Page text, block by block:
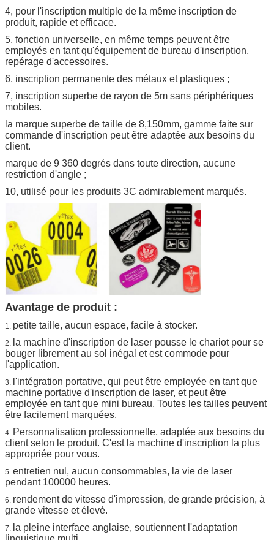
4, pour l'inscription multiple de la même inscription de
produit, rapide et efficace.
5, fonction universelle, en même temps peuvent être
employés en tant qu'équipement de bureau d'inscription,
repérage d'accessoires.
6, inscription permanente des métaux et plastiques ;
7, inscription superbe de rayon de 5m sans périphériques
mobiles.
la marque superbe de taille de 8,150mm, gamme faite sur
commande d'inscription peut être adaptée aux besoins du
client.
marque de 9 360 degrés dans toute direction, aucune
restriction d'angle ;
10, utilisé pour les produits 3C admirablement marqués.
Avantage de produit :
1. petite taille, aucun espace, facile à stocker.
2. la machine d'inscription de laser pousse le chariot pour se
bouger librement au sol inégal et est commode pour
l'application.
3. l'intégration portative, qui peut être employée en tant que
machine portative d'inscription de laser, et peut être
employée en tant que mini bureau. Toutes les tailles peuvent
être facilement marquées.
4. Personnalisation professionnelle, adaptée aux besoins du
client selon le produit. C'est la machine d'inscription la plus
appropriée pour vous.
5. entretien nul, aucun consommables, la vie de laser
pendant 100000 heures.
6. rendement de vitesse d'impression, de grande précision, à
grande vitesse et élevé.
7. la pleine interface anglaise, soutiennent l'adaptation